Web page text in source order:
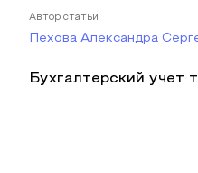
Автор статьи
Пехова Александра
Бухгалтерский учет